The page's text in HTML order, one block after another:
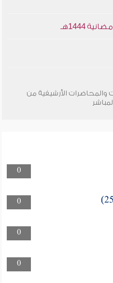
1444هـ
والمحاضرات الأرشيفية من
0
0
0
0